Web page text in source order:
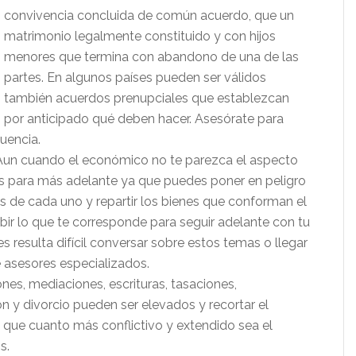
convivencia concluida de común acuerdo, que un
matrimonio legalmente constituido y con hijos
menores que termina con abandono de una de las
partes. En algunos países pueden ser válidos
también acuerdos prenupciales que establezcan
por anticipado qué deben hacer. Asesórate para
cuando el económico no te parezca el aspecto
más adelante ya que puedes poner en peligro
de cada uno y repartir los bienes que conforman el
lo que te corresponde para seguir adelante con tu
resulta difícil conversar sobre estos temas o llegar
especializados.
mediaciones, escrituras, tasaciones,
y divorcio pueden ser elevados y recortar el
cuanto más conflictivo y extendido sea el